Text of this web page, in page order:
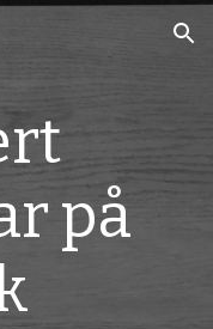
Skip to navigation
på